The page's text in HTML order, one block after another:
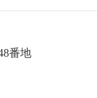
番地